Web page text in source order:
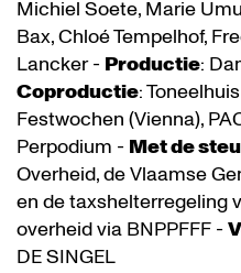
Michiel Soete, Marie
Bax, Chloé Tempelhof,
Lancker - Productie:
Coproductie:
Festwochen (Vienna),
Perpodium - Met de
Overheid, de Vlaamse
en de taxshelterregeling
overheid via BNPPFFF -
DE SINGEL